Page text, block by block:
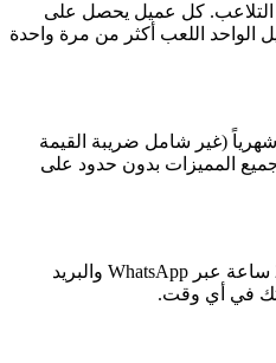
التلاعب. كل عميل يحصل على
الواحد اللعب أكثر من مرة واحدة
سعودي شهرياً (غير شامل ضريبة القيمة
جميع المميزات بدون حدود على
نعم، نوفر دعم فني على مدار 24 ساعة عبر WhatsApp والبريد
في أي وقت.